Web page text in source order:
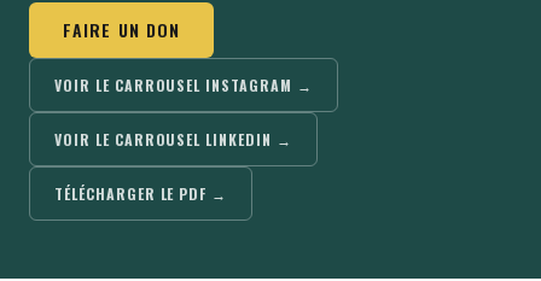
FAIRE UN DON
VOIR LE CARROUSEL INSTAGRAM →
VOIR LE CARROUSEL LINKEDIN →
TÉLÉCHARGER LE PDF →